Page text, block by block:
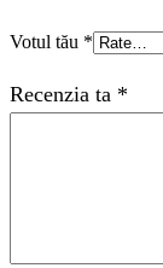
Votul tău *
Recenzia ta *